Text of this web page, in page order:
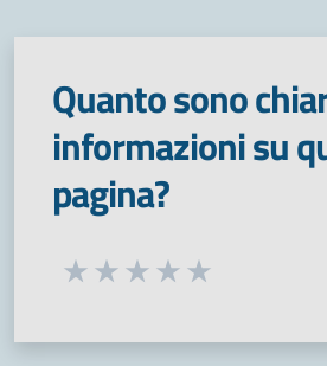
Quanto sono
informazioni su
pagina?
Seleziona una